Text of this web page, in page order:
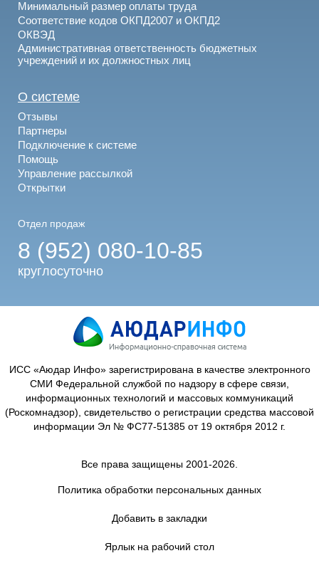
Минимальный размер оплаты труда
Соответствие кодов ОКПД2007 и ОКПД2
ОКВЭД
Административная ответственность бюджетных
учреждений и их должностных лиц
О системе
Отзывы
Партнеры
Подключение к системе
Помощь
Управление рассылкой
Открытки
Отдел продаж
8 (952) 080-10-85
круглосуточно
ИСС «Аюдар Инфо» зарегистрирована в качестве электронного
СМИ Федеральной службой по надзору в сфере связи,
информационных технологий и массовых коммуникаций
(Роскомнадзор), свидетельство о регистрации средства массовой
информации Эл № ФС77-51385 от 19 октября 2012 г.
Все права защищены 2001-2026.
Политика обработки персональных данных
Добавить в закладки
Ярлык на рабочий стол